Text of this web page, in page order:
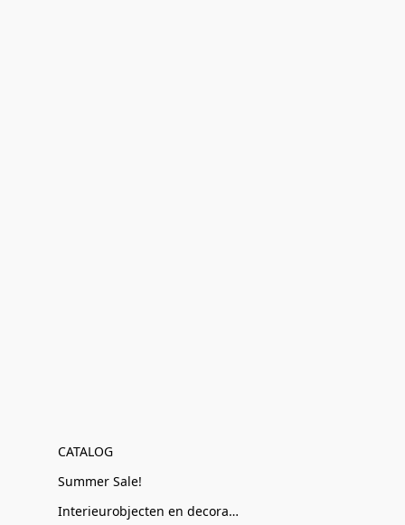
CATALOG
Summer Sale!
Interieurobjecten en decoratie